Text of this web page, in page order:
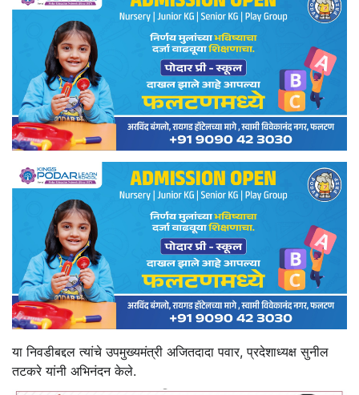
या निवडीबद्दल त्यांचे उपमुख्यमंत्री अजितदादा पवार, प्रदेशाध्यक्ष सुनील
तटकरे यांनी अभिनंदन केले.